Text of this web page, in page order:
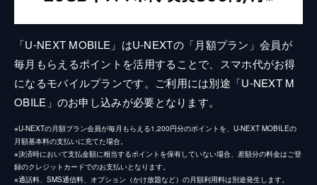
「U-NEXT MOBILE」はU-NEXTの「月額プラン」会員が
毎月もらえるポイントを活用することで、スマホ代がお得
になるモバイルプランです。ご利用には別途「U-NEXT M
OBILE」のお申し込みが必要となります。
※U-NEXTの月額プラン会員が毎月もらえる1,200円分のポイントを、U-NEXT MOBILEの
月額基本料の支払いに充てた場合。
※決済時において支払金額に相当するポイントを保有していない場合、差額分の料金はご登
録のクレジットカードでのお支払いとなります。
※通話料、SMS通信料、オプション（かけ放題など）の月額利用料は別途発生します。